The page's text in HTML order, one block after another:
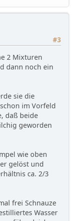
#3
2 Mixturen
dann noch ein
sie die
im Vorfeld
daß beide
geworden
wie oben
gelöst und
ca. 2/3
frei Schnauze
Wasser